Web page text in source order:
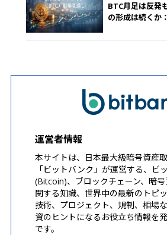
BTC月足は反
の形成は続くか
運営者情報
本サイトは、日本最大級暗号資産
「ビットバンク」が運営する、ビ
(Bitcoin)、ブロックチェーン、暗
関する知識、世界中の最新のトピ
技術、プロジェクト、規制、相場
資のヒントになるお役立ち情報を
です。